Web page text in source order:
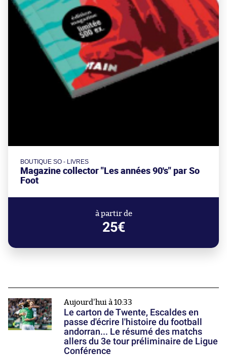
BOUTIQUE SO - LIVRES
Magazine collector "Les années 90's" par So
Foot
à partir de
25€
Aujourd'hui à 10:33
Le carton de Twente, Escaldes en
passe d'écrire l'histoire du football
andorran... Le résumé des matchs
allers du 3e tour préliminaire de Ligue
Conférence